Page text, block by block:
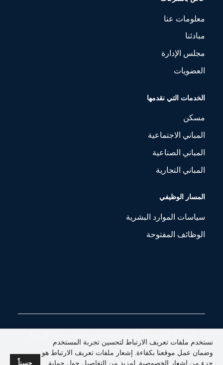
معلومات عنا
مبادئنا
مجلس الإدارة
العضويات
الخدمات التي نقدمها
مسكن
المباني الاجتماعية
المباني الصناعية
المباني التجارية
المسار الوظيفي
سياسات الموارد البشرية
الوظائف المفتوحة
© 2026. سيستم بلس.
جميع الحقوق محفوظة.
نستخدم ملفات تعريف الارتباط لتحسين تجربة المستخدم
وضمان عمل موقعنا بكفاءة. إشعار ملفات تعريف الارتباط هو
جزء من إشعار الخصوصية. لمزيد من التفاصيل حول حماية
حسناً